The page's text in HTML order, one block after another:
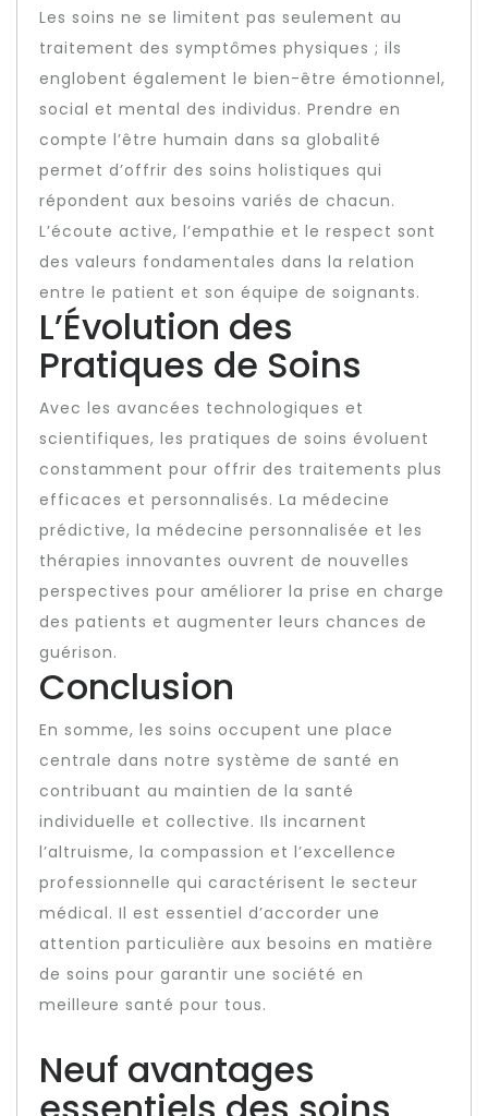
Les soins ne se limitent pas seulement au
traitement des symptômes physiques ; ils
englobent également le bien-être émotionnel,
social et mental des individus. Prendre en
compte l’être humain dans sa globalité
permet d’offrir des soins holistiques qui
répondent aux besoins variés de chacun.
L’écoute active, l’empathie et le respect sont
des valeurs fondamentales dans la relation
entre le patient et son équipe de soignants.
L’Évolution des
Pratiques de Soins
Avec les avancées technologiques et
scientifiques, les pratiques de soins évoluent
constamment pour offrir des traitements plus
efficaces et personnalisés. La médecine
prédictive, la médecine personnalisée et les
thérapies innovantes ouvrent de nouvelles
perspectives pour améliorer la prise en charge
des patients et augmenter leurs chances de
guérison.
Conclusion
En somme, les soins occupent une place
centrale dans notre système de santé en
contribuant au maintien de la santé
individuelle et collective. Ils incarnent
l’altruisme, la compassion et l’excellence
professionnelle qui caractérisent le secteur
médical. Il est essentiel d’accorder une
attention particulière aux besoins en matière
de soins pour garantir une société en
meilleure santé pour tous.
Neuf avantages